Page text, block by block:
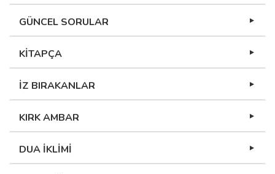
GÜNCEL SORULAR
KİTAPÇA
İZ BIRAKANLAR
KIRK AMBAR
DUA İKLİMİ